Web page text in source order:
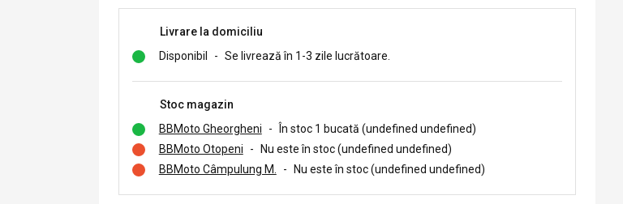
Livrare la domiciliu
Disponibil
- Se livrează în 1-3 zile lucrătoare.
Stoc magazin
BBMoto Gheorgheni
-
În stoc 1 bucată (undefined undefined)
BBMoto Otopeni
-
Nu este în stoc (undefined undefined)
BBMoto Câmpulung M.
- Nu este în stoc (undefined undefined)